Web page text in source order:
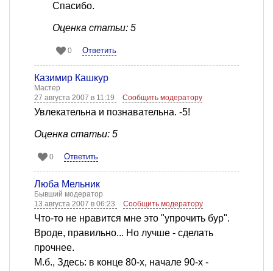
Спасибо.
Оценка статьи: 5
0 Ответить
Казимир Кашкур
Мастер
27 августа 2007 в 11:19
Сообщить модератору
Увлекательна и познавательна. -5!
Оценка статьи: 5
0 Ответить
Люба Мельник
Бывший модератор
13 августа 2007 в 06:23
Сообщить модератору
Что-то не нравится мне это "упрочить бур".
Вроде, правильно... Но лучше - сделать
прочнее.
М.б., Здесь: в конце 80-х, начале 90-х -